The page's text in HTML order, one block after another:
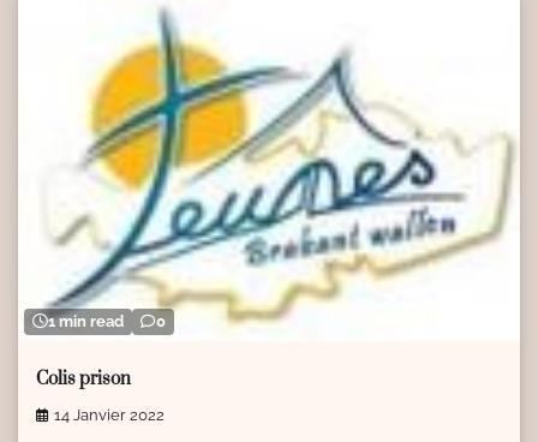
1 min read 0
Colis prison
14 Janvier 2022